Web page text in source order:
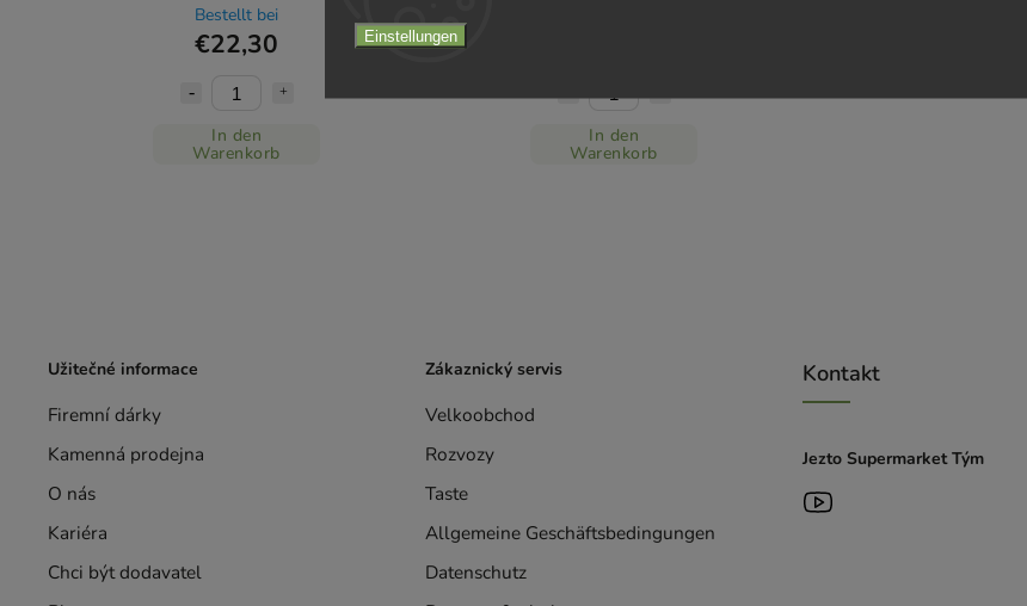
Einstellungen
Bestellt bei
€22,30
In den
Warenkorb
In den
Warenkorb
Užitečné informace
Firemní dárky
Kamenná prodejna
O nás
Kariéra
Chci být dodavatel
Zákaznický servis
Velkoobchod
Rozvozy
Taste
Allgemeine Geschäftsbedingungen
Datenschutz
Kontakt
Jezto Supermarket Tým